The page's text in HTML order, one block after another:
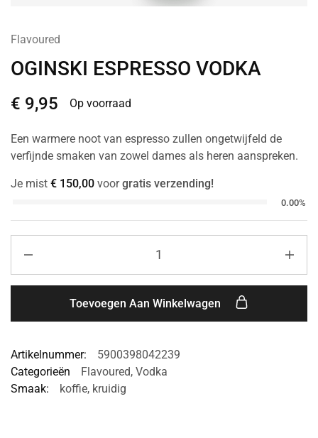
Flavoured
OGINSKI ESPRESSO VODKA
€ 9,95 Op voorraad
Een warmere noot van espresso zullen ongetwijfeld de
verfijnde smaken van zowel dames als heren aanspreken.
Je mist € 150,00 voorgratis verzending!
0.00%
Toevoegen Aan Winkelwagen
Artikelnummer:
5900398042239
Categorieën
Flavoured, Vodka
Smaak:
koffie, kruidig